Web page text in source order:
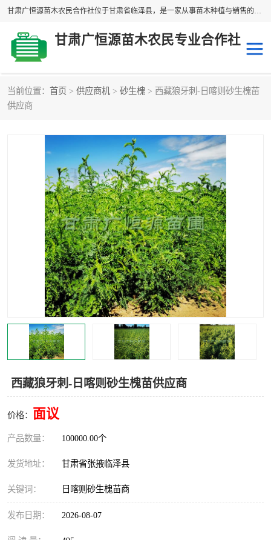
甘肃广恒源苗木农民合作社位于甘肃省临泽县，是一家从事苗木种植与销售的农民合作组织，合作社拥有苗木基地1500多亩，种植苗木品种40多个，年产各类苗木2000多万株。主营：白刺苗、红柳苗、梭梭苗等，我们以“种植一流的苗子，诚信经营”的经营理念，竭诚为每一位客户做优质的服务，欢迎来电咨询！
甘肃广恒源苗木农民专业合作社
当前位置： 首页 > 供应商机 > 砂生槐 > 西藏狼牙刺-日喀则砂生槐苗
供应商
西藏狼牙刺-日喀则砂生槐苗供应商
价格： 面议
产品数量： 100000.00个
发货地址： 甘肃省张掖临泽县
关键词： 日喀则砂生槐苗商
发布日期： 2026-08-07
新疆杨
圆冠榆 柠条
白刺苗
沙枣树 红柳苗
沙棘苗 柽柳苗
砂生槐 四翅滨藜